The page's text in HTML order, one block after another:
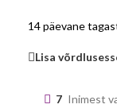
14 päevane
Lisa
7 Inimest